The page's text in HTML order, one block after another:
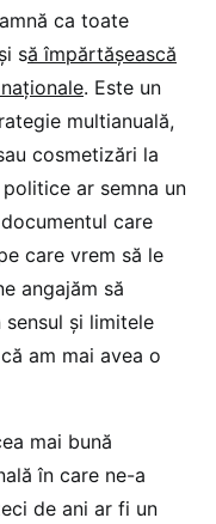
ca toate
să împărtășească
. Este un
multianuală,
cosmetizări la
ar semna un
care
care vrem să le
angajăm să
și limitele
am mai avea o
mai bună
în care ne-a
de ani ar fi un